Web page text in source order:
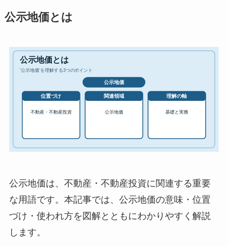
公示地価とは
公示地価は、不動産・不動産投資に関連する重要
な用語です。本記事では、公示地価の意味・位置
づけ・使われ方を図解とともにわかりやすく解説
します。